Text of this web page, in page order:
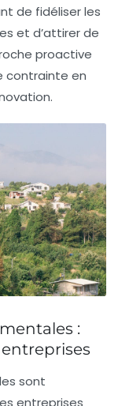
de fidéliser les
et d’attirer de
proactive
contrainte en
:
sont
entreprises